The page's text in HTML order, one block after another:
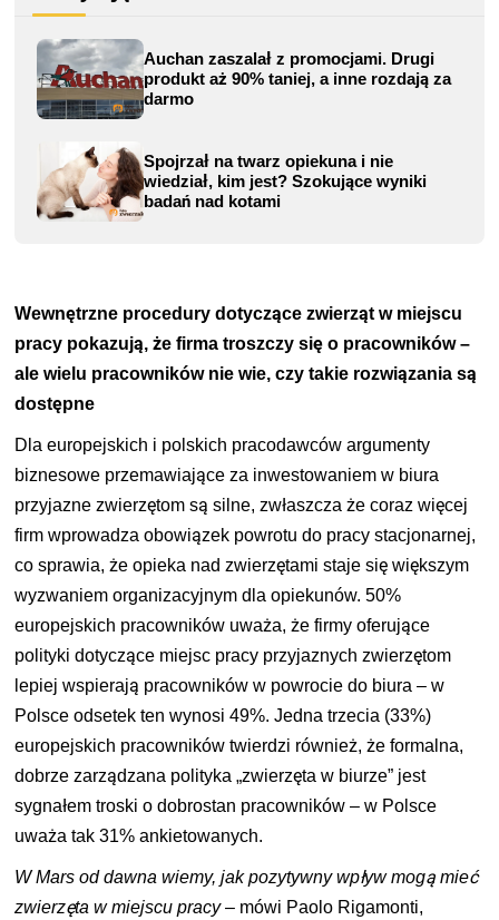
Auchan zaszalał z promocjami. Drugi
produkt aż 90% taniej, a inne rozdają za
darmo
Spojrzał na twarz opiekuna i nie
wiedział, kim jest? Szokujące wyniki
badań nad kotami
Wewnętrzne procedury dotyczące zwierząt w miejscu
pracy pokazują, że firma troszczy się o pracowników –
ale wielu pracowników nie wie, czy takie rozwiązania są
dostępne
Dla europejskich i polskich pracodawców argumenty
biznesowe przemawiające za inwestowaniem w biura
przyjazne zwierzętom są silne, zwłaszcza że coraz więcej
firm wprowadza obowiązek powrotu do pracy stacjonarnej,
co sprawia, że opieka nad zwierzętami staje się większym
wyzwaniem organizacyjnym dla opiekunów. 50%
europejskich pracowników uważa, że firmy oferujące
polityki dotyczące miejsc pracy przyjaznych zwierzętom
lepiej wspierają pracowników w powrocie do biura – w
Polsce odsetek ten wynosi 49%. Jedna trzecia (33%)
europejskich pracowników twierdzi również, że formalna,
dobrze zarządzana polityka „zwierzęta w biurze” jest
sygnałem troski o dobrostan pracowników – w Polsce
uważa tak 31% ankietowanych.
W Mars od dawna wiemy, jak pozytywny wpływ mogą mieć
zwierzęta w miejscu pracy– mówi Paolo Rigamonti,